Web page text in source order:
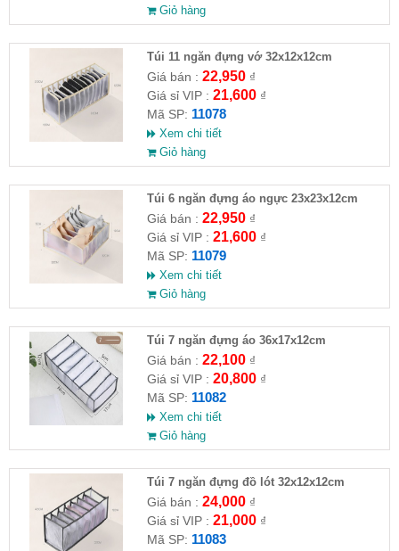
Giỏ hàng
Túi 11 ngăn đựng vớ 32x12x12cm
Giá bán : 22,950₫
Giá sỉ VIP : 21,600₫
Mã SP: 11078
Xem chi tiết
Giỏ hàng
Túi 6 ngăn đựng áo ngực 23x23x12cm
Giá bán : 22,950₫
Giá sỉ VIP : 21,600₫
Mã SP: 11079
Xem chi tiết
Giỏ hàng
Túi 7 ngăn đựng áo 36x17x12cm
Giá bán : 22,100₫
Giá sỉ VIP : 20,800₫
Mã SP: 11082
Xem chi tiết
Giỏ hàng
Túi 7 ngăn đựng đồ lót 32x12x12cm
Giá bán : 24,000₫
Giá sỉ VIP : 21,000₫
Mã SP: 11083